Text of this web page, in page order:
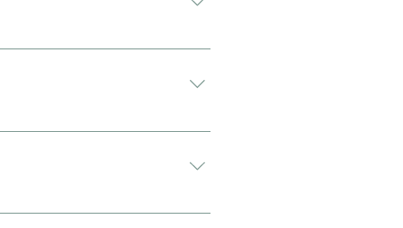
配送方法は通常宅急便コンパクト
ございます。 アンティーク・ヴィ
望”と入力をお願い致します。